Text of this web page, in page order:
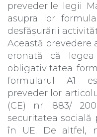
prevederile legii
asupra lor
desfășurării
Această prevedere
eronată că
obligativitatea
formularul A1
prevederilor
(CE) nr. 883/
securitatea
în UE. De altfel,